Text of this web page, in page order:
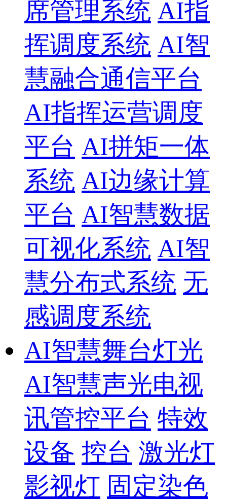
席管理系统 AI指
挥调度系统 AI智
慧融合通信平台
AI指挥运营调度
平台 AI拼矩一体
系统 AI边缘计算
平台 AI智慧数据
可视化系统 AI智
慧分布式系统 无
感调度系统
AI智慧舞台灯光
AI智慧声光电视
讯管控平台 特效
设备 控台 激光灯
影视灯 固定染色